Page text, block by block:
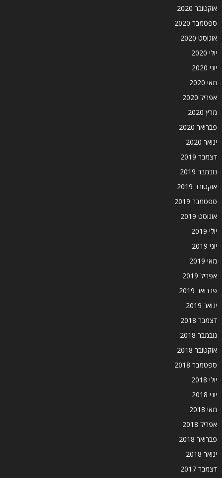
אוקטובר 2020
ספטמבר 2020
אוגוסט 2020
יולי 2020
יוני 2020
מאי 2020
אפריל 2020
מרץ 2020
פברואר 2020
ינואר 2020
דצמבר 2019
נובמבר 2019
אוקטובר 2019
ספטמבר 2019
אוגוסט 2019
יולי 2019
יוני 2019
מאי 2019
אפריל 2019
פברואר 2019
ינואר 2019
דצמבר 2018
נובמבר 2018
אוקטובר 2018
ספטמבר 2018
יולי 2018
יוני 2018
מאי 2018
אפריל 2018
פברואר 2018
ינואר 2018
דצמבר 2017